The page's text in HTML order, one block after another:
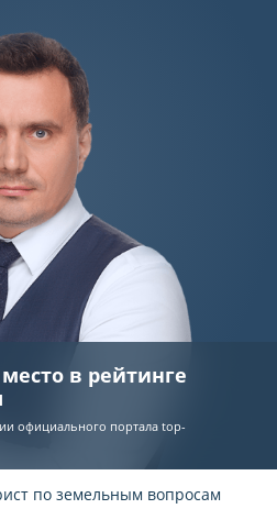
в рейтинге
официального порталаtop-
по земельным вопросам